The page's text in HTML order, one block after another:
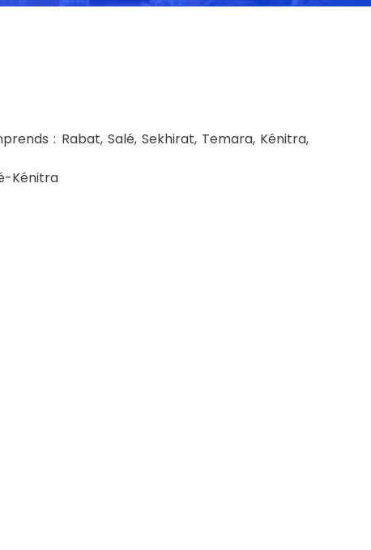
: Rabat, Salé, Sekhirat, Temara, Kénitra,
Kénitra